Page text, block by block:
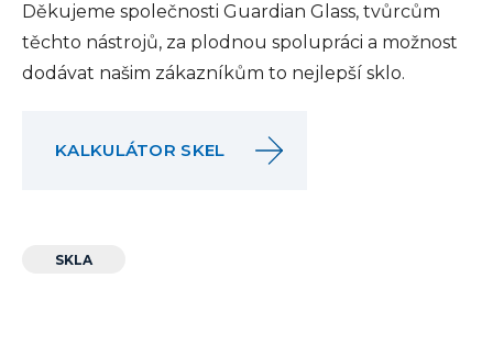
Děkujeme společnosti Guardian Glass, tvůrcům
těchto nástrojů, za plodnou spolupráci a možnost
dodávat našim zákazníkům to nejlepší sklo.
KALKULÁTOR SKEL
SKLA